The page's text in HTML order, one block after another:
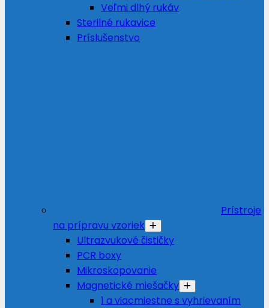
Veľmi dlhý rukáv
Sterilné rukavice
Príslušenstvo
Prístroje
na prípravu vzoriek
Ultrazvukové čističky
PCR boxy
Mikroskopovanie
Magnetické miešačky
1 a viacmiestne s vyhrievaním